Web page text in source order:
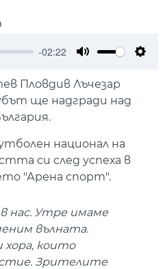
-02:22
Пловдив Лъчезар
ще надгради над
национал на
си след успеха в
"Арена спорт".
нас. Утре имаме
вълната.
хора, които
Зрителите